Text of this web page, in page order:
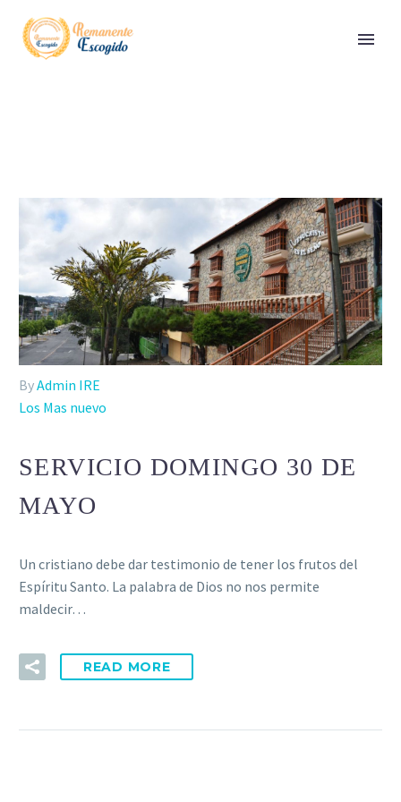
ByAdmin IRE
Los Mas nuevo
SERVICIO DOMINGO 30 DE
MAYO
Un cristiano debe dar testimonio de tener los frutos del
Espíritu Santo. La palabra de Dios no nos permite
maldecir…
READ MORE